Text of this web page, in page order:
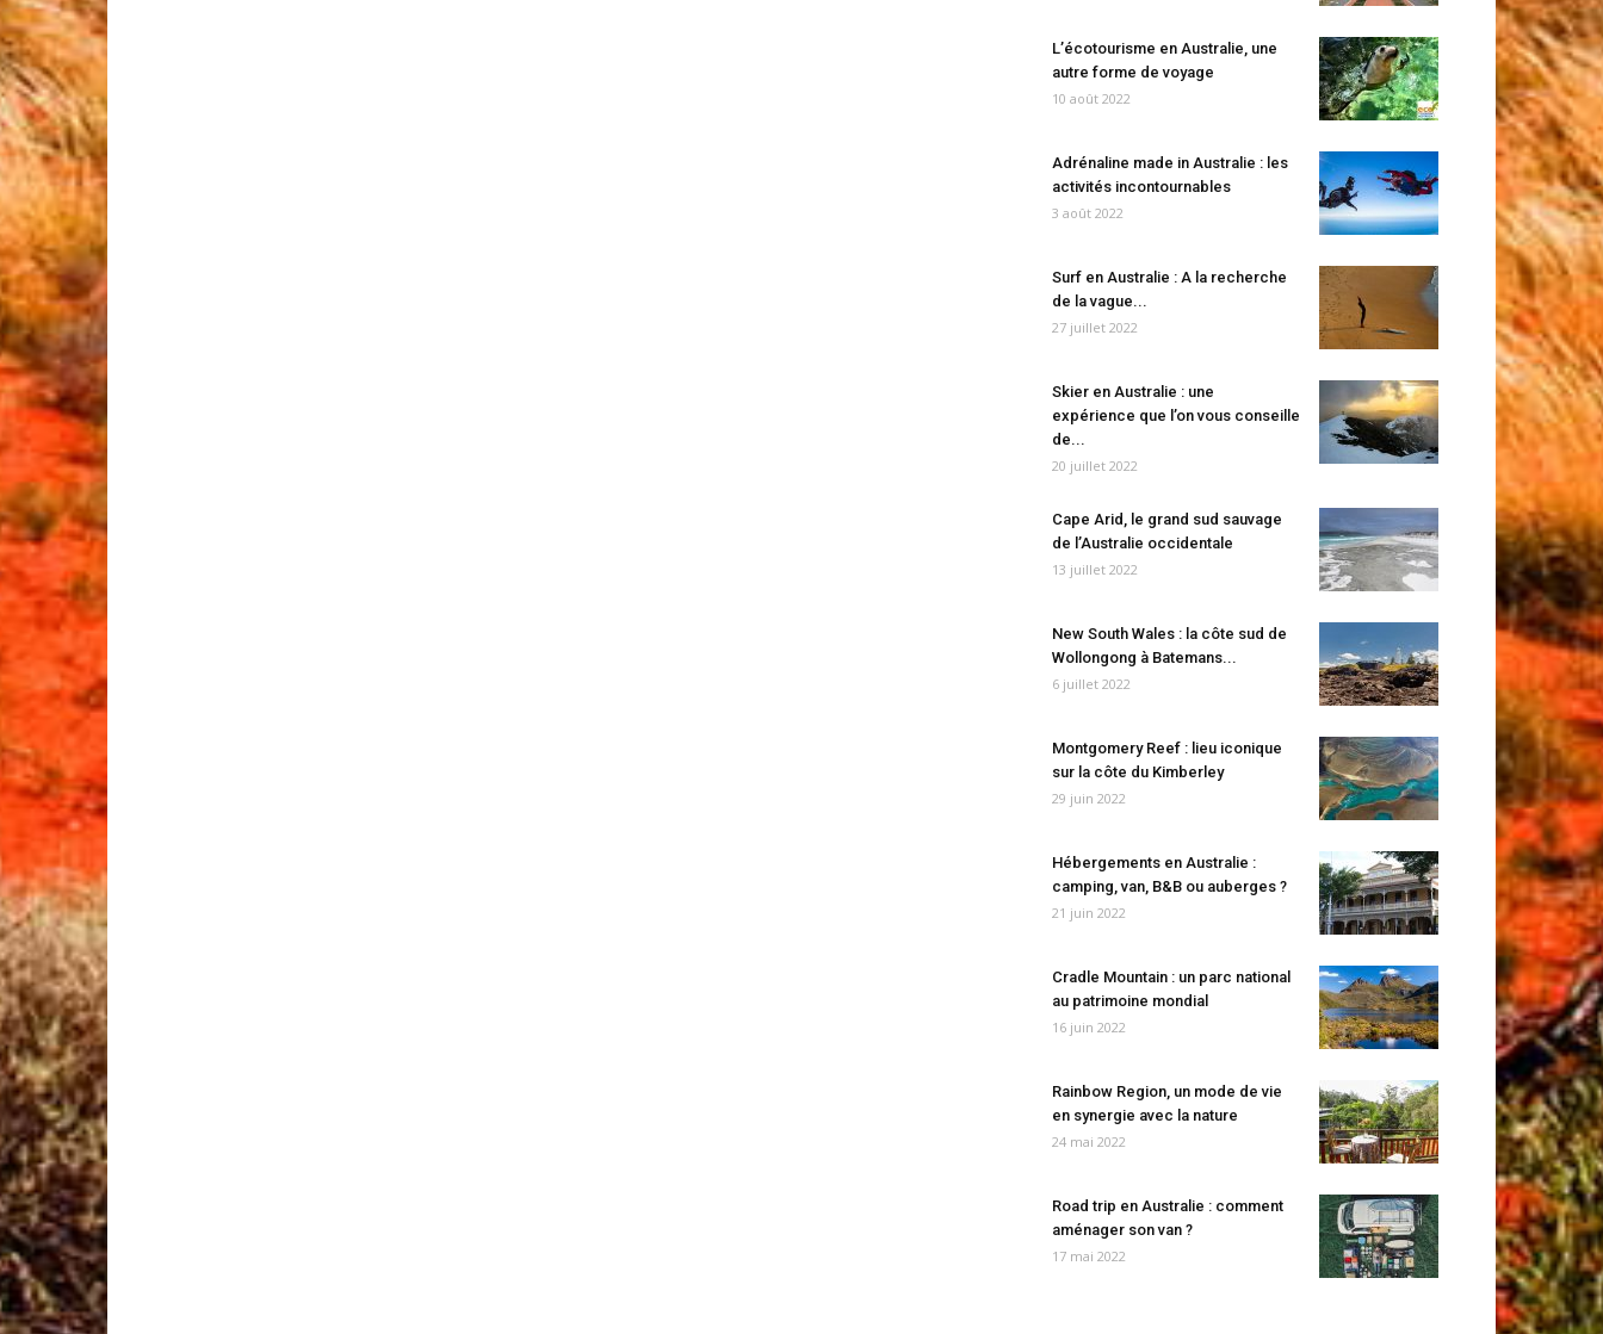
L’écotourisme en Australie, une
autre forme de voyage
10 août 2022
Adrénaline made in Australie : les
activités incontournables
3 août 2022
Surf en Australie : A la recherche
de la vague...
27 juillet 2022
Skier en Australie : une
expérience que l’on vous conseille
de...
20 juillet 2022
Cape Arid, le grand sud sauvage
de l’Australie occidentale
13 juillet 2022
New South Wales : la côte sud de
Wollongong à Batemans...
6 juillet 2022
Montgomery Reef : lieu iconique
sur la côte du Kimberley
29 juin 2022
Hébergements en Australie :
camping, van, B&B ou auberges ?
21 juin 2022
Cradle Mountain : un parc national
au patrimoine mondial
16 juin 2022
Rainbow Region, un mode de vie
en synergie avec la nature
24 mai 2022
Road trip en Australie : comment
aménager son van ?
17 mai 2022